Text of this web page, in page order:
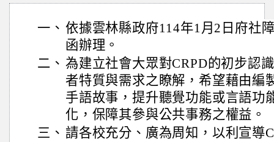
一、 依據雲林縣政府114年1月2日府社
函辦理。
二、 為建立社會大眾對CRPD的初步認
者特質與需求之瞭解，希望藉由編
手語故事，提升聽覺功能或言語功
化，保障其參與公共事務之權益。
三、 請各校充分、廣為周知，以利宣導